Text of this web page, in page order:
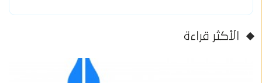
الأكثر قراءة